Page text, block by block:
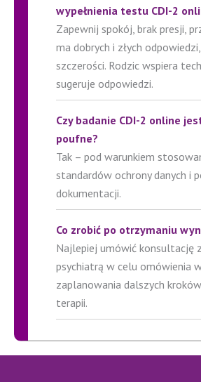
wypełnienia testu CDI-2
Zapewnij spokój, brak presji,
ma dobrych i złych
szczerości. Rodzic wspiera
sugeruje odpowiedzi.
Czy badanie CDI-2 online
poufne?
Tak – pod warunkiem
standardów ochrony danych i
dokumentacji.
Co zrobić po otrzymaniu
Najlepiej umówić konsultację
psychiatrą w celu omówienia
zaplanowania dalszych
terapii.